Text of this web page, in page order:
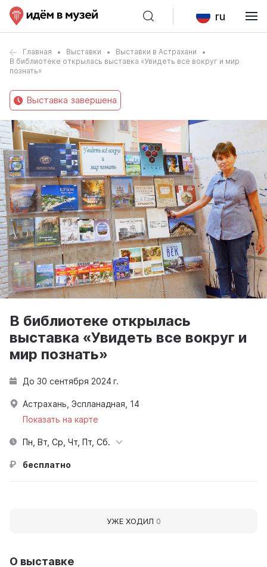
ru
Главная Выставки
Выставки в Астрахани
В библиотеке открылась выставка «Увидеть все вокруг и мир
познать»
Выставка завершена
О выставке
В библиотеке открылась
выставка «Увидеть все вокруг и
мир познать»
До 30 сентября 2024 г.
Астрахань, Эспланадная, 14
Показать на карте
Пн, Вт, Ср, Чт, Пт, Сб.
бесплатно
УЖЕ ХОДИЛ 0